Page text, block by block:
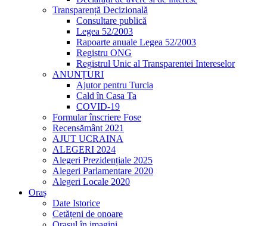
Transparență Decizională
Consultare publică
Legea 52/2003
Rapoarte anuale Legea 52/2003
Registru ONG
Registrul Unic al Transparentei Intereselor
ANUNȚURI
Ajutor pentru Turcia
Cald în Casa Ta
COVID-19
Formular înscriere Fose
Recensământ 2021
AJUT UCRAINA
ALEGERI 2024
Alegeri Prezidențiale 2025
Alegeri Parlamentare 2020
Alegeri Locale 2020
Oraș
Date Istorice
Cetățeni de onoare